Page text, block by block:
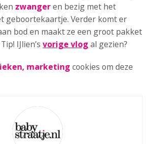
zwangeren bezig met het
geboortekaartje. Verder komt er
bod en maakt ze een groot pakket
IJlien’s vorige vlog al gezien?
marketing cookies om deze